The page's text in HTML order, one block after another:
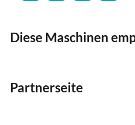
Diese Maschinen
Partnerseite